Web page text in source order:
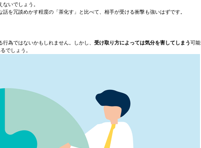
ないでしょう。
話を冗談めかす程度の「茶化す」と比べて、相手が受ける衝撃も強いはずです。
為ではないかもしれません。しかし、 受け取り方によっては気分を害してしまう可能
でしょう。